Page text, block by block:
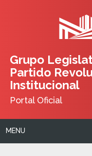
Grupo
Partido
Institucional
Portal Oficial
MENU